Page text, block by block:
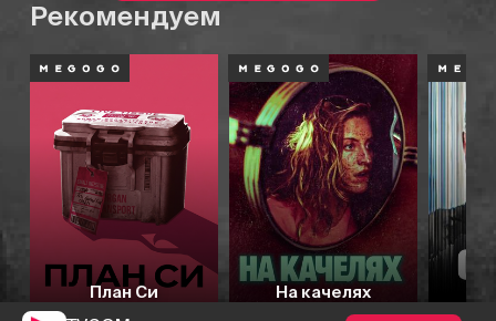
Рекомендуем
План Си На качелях